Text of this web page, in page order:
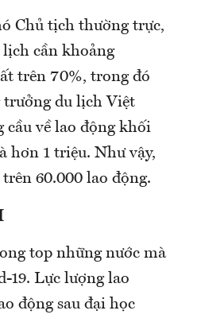
Chủ tịch thường trực,
cần khoảng
trên 70%, trong đó
trưởng du lịch Việt
cầu về lao động khối
hơn 1 triệu. Như vậy,
60.000 lao động.
top những nước mà
19. Lực lượng lao
động sau đại học